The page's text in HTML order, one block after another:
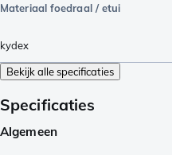
Materiaal foedraal / etui
kydex
Bekijk alle specificaties
Specificaties
Algemeen